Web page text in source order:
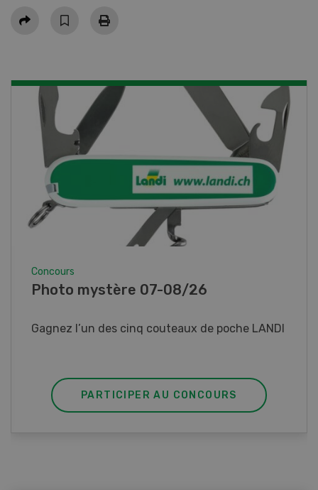
Partager
Concours Know-how 07-08/26
Gagnez un véhicule électrique HDK Express
PARTICIPER AU CONCOURS